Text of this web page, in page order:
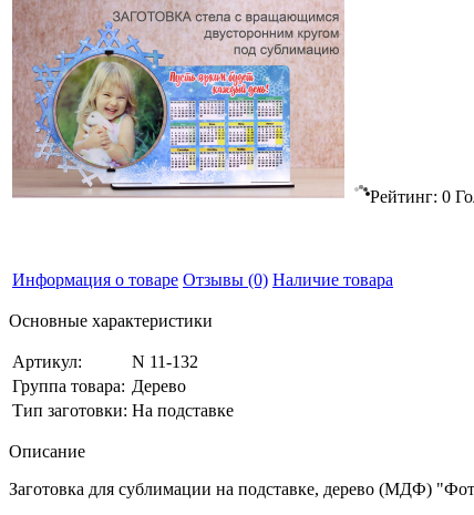
Рейтинг: 0
Информация о товаре Отзывы (0) Наличие товара
Основные характеристики
Артикул:
N 11-132
Группа товара: Дерево
Тип заготовки: На подставке
Описание
Заготовка для сублимации на подставке, дерево (МДФ)